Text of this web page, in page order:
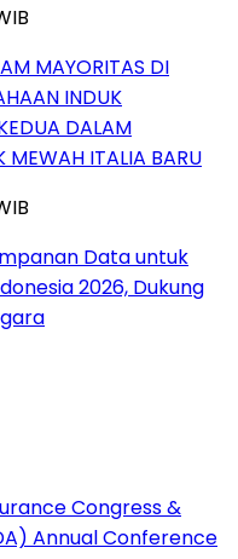
MAYORITAS DI
INDUK
DALAM
MEWAH ITALIA BARU
Data untuk
2026, Dukung
Congress &
Annual Conference